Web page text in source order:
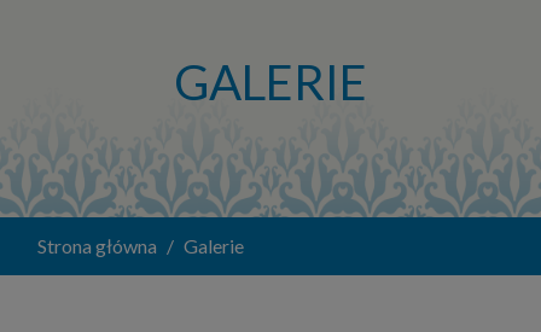
GALERIE
Strona główna Galerie